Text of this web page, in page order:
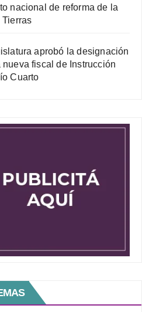
nacional de reforma de la
Tierras
aprobó la designación
nueva fiscal de Instrucción
Cuarto